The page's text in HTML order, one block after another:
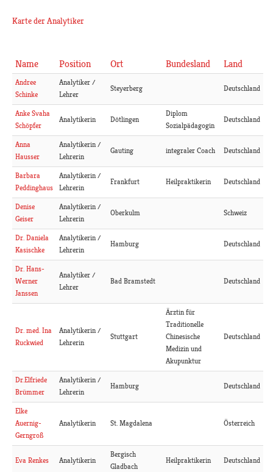
Karte der Analytiker
Name Position Ort Bundesland Land
Andree
Schinke
Analytiker /
Lehrer
Steyerberg Deutschland
Anke Svaha
Schöpfer
Analytikerin Dötlingen
Diplom
Sozialpädagogin
Deutschland
Anna
Hausser
Analytikerin /
Lehrerin
Gauting integraler Coach Deutschland
Barbara
Peddinghaus
Analytikerin /
Lehrerin
Frankfurt Heilpraktikerin Deutschland
Denise
Geiser
Analytikerin /
Lehrerin
Oberkulm Schweiz
Dr. Daniela
Kasischke
Analytikerin /
Lehrerin
Hamburg Deutschland
Dr. Hans-
Werner
Janssen
Analytiker /
Lehrer
Bad Bramstedt Deutschland
Dr. med. Ina
Ruckwied
Analytikerin /
Lehrerin
Stuttgart
Ärztin für
Traditionelle
Chinesische
Medizin und
Akupunktur
Deutschland
Dr.Elfriede
Brümmer
Analytikerin /
Lehrerin
Hamburg Deutschland
Elke
Auernig-
Gerngroß
Analytikerin St. Magdalena Österreich
Eva Renkes Analytikerin
Bergisch
Gladbach
Heilpraktikerin Deutschland